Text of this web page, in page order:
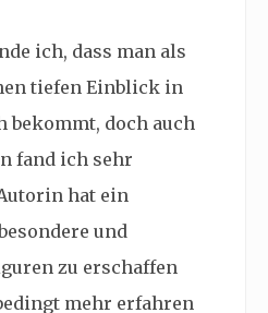
ich, dass man als
tiefen Einblick in
bekommt, doch auch
fand ich sehr
hat ein
und
zu erschaffen
mehr erfahren